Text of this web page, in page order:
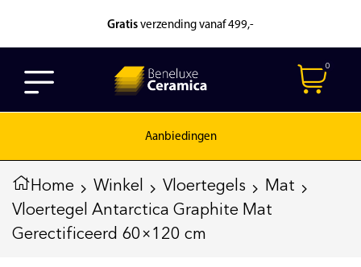
Gratis verzending vanaf 499,-
0
Aanbiedingen
Home Winkel Vloertegels
Mat
Vloertegel Antarctica Graphite Mat
Gerectificeerd 60×120 cm